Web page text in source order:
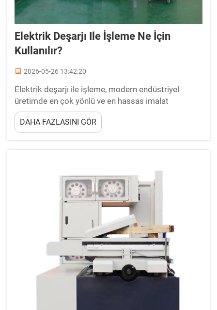
Elektrik Deşarjı Ile İşleme Ne İçin
Kullanılır?
2026-05-26 13:42:20
Elektrik deşarjı ile işleme, modern endüstriyel
üretimde en çok yönlü ve en hassas imalat
süreçlerinden biridir; geleneksel kesme
yöntemlerinin ulaşamadığı yetenekleri sunar. Bu
geleneksel olmayan işleme tekniği...
DAHA FAZLASINI GÖR